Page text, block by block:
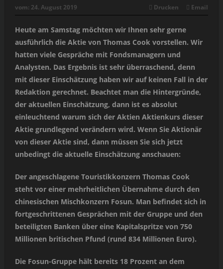
vom: 24. August 2019 Drucken Email
Heute am Samstag möchten wir Ihnen sehr gerne
ausführlich die Aktie von Thomas Cook vorstellen. Wir
hatten viele Gespräche mit Fondsmanagern und
Analysten. Das Ergebnis ist sehr überraschend, denn
mit dieser Einschätzung haben wir auf keinen Fall in der
Redaktion gerechnet. Beachtet man die Hintergründe,
der aktuellen Einschätzung, dann ist es absolut
einleuchtend warum sich der Aktien Aktienkurs dieser
Aktie grundlegend verändern wird. Wenn Sie Aktionär
von dieser Aktie sind, dann müssen Sie sich jetzt
unbedingt die aktuelle Einschätzung anschauen:
Der angeschlagene Touristikkonzern Thomas Cook
steht vor einer mehrheitlichen Übernahme durch den
chinesischen Mischkonzern Fosun. Man befindet sich in
fortgeschrittenen Gesprächen mit der Gruppe und den
beteiligten Banken über eine Kapitalspritze von 750
Millionen britischen Pfund (rund 834 Millionen Euro).
Die Fosun-Gruppe hält bereits 18 Prozent an dem